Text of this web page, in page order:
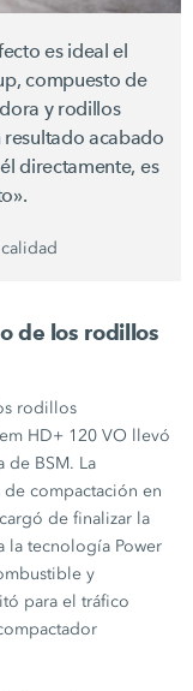
es ideal el
compuesto de
y rodillos
acabado
directamente, es
de los rodillos
rodillos
HD+ 120 VO llevó
de BSM. La
compactación en
de finalizar la
la tecnología Power
y
para el tráfico